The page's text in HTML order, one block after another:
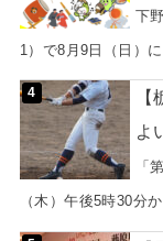
下
1）で8月9日（日）
よ
「
（木）午後5時30分